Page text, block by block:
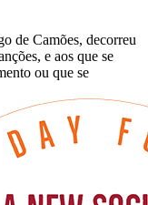
de Camões, decorreu
e aos que se
ou que se